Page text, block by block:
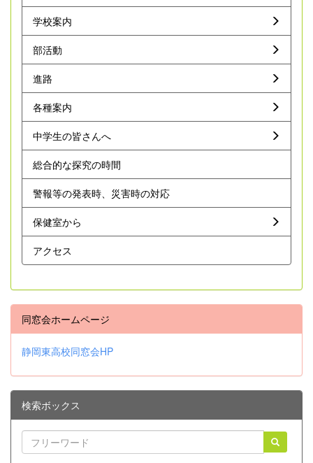
学校案内
部活動
進路
各種案内
中学生の皆さんへ
総合的な探究の時間
警報等の発表時、災害時の対応
保健室から
アクセス
同窓会ホームページ
静岡東高校同窓会HP
検索ボックス